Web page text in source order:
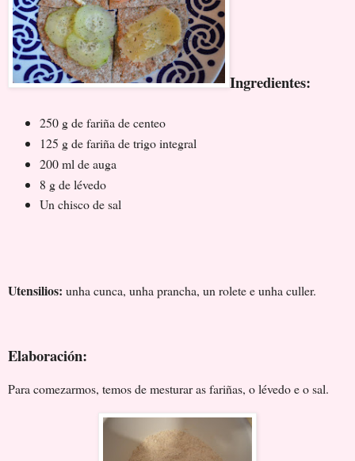
Ingredientes:
250 g de fariña de centeo
125 g de fariña de trigo integral
200 ml de auga
8 g de lévedo
Un chisco de sal
Utensilios: unha cunca, unha prancha, un rolete e unha culler.
Elaboración:
Para comezarmos, temos de mesturar as fariñas, o lévedo e o sal.